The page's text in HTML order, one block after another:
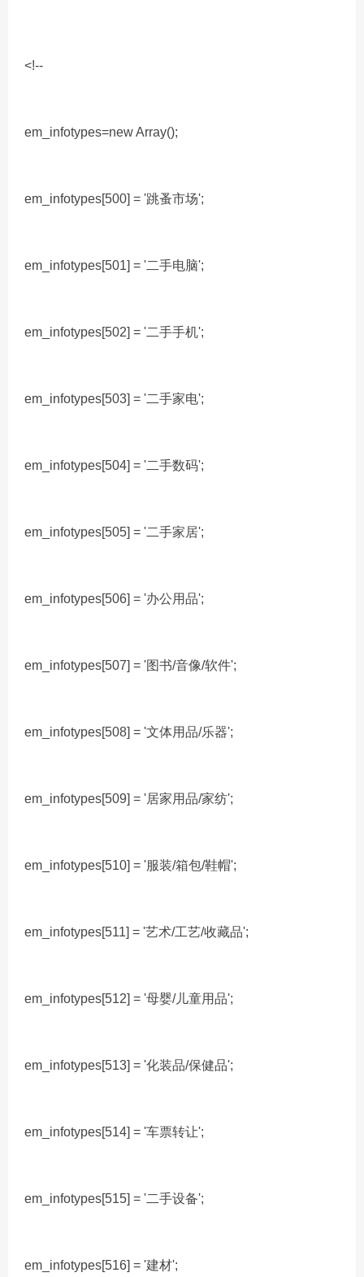
<!--
em_infotypes=new Array();
em_infotypes[500] = '跳蚤市场';
em_infotypes[501] = '二手电脑';
em_infotypes[502] = '二手手机';
em_infotypes[503] = '二手家电';
em_infotypes[504] = '二手数码';
em_infotypes[505] = '二手家居';
em_infotypes[506] = '办公用品';
em_infotypes[507] = '图书/音像/软件';
em_infotypes[508] = '文体用品/乐器';
em_infotypes[509] = '居家用品/家纺';
em_infotypes[510] = '服装/箱包/鞋帽';
em_infotypes[511] = '艺术/工艺/收藏品';
em_infotypes[512] = '母婴/儿童用品';
em_infotypes[513] = '化装品/保健品';
em_infotypes[514] = '车票转让';
em_infotypes[515] = '二手设备';
em_infotypes[516] = '建材';